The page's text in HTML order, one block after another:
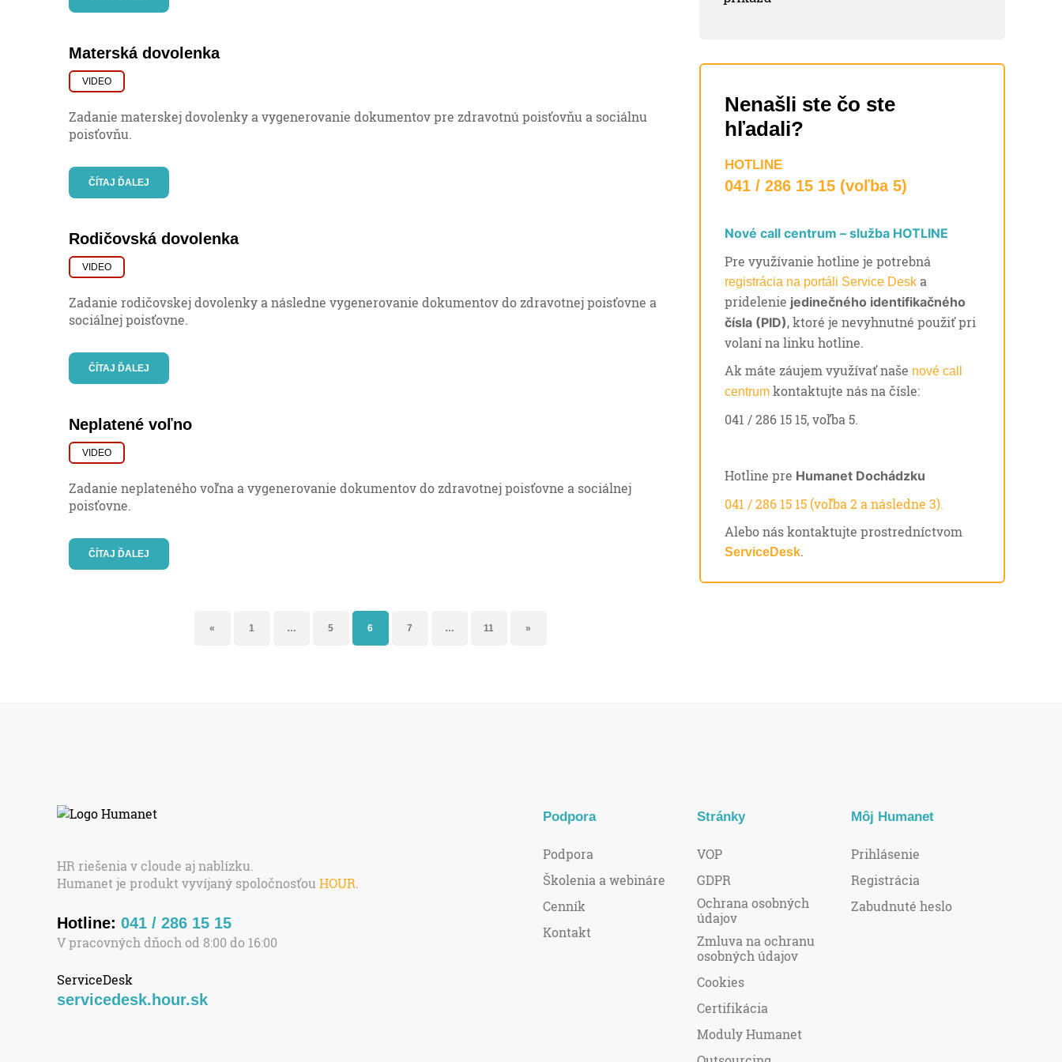
Materská dovolenka
VIDEO
Zadanie materskej dovolenky a vygenerovanie dokumentov pre zdravotnú poisťovňu a sociálnu
poisťovňu.
ČÍTAJ ĎALEJ
Rodičovská dovolenka
VIDEO
Zadanie rodičovskej dovolenky a následne vygenerovanie dokumentov do zdravotnej poisťovne a
sociálnej poisťovne.
ČÍTAJ ĎALEJ
Neplatené voľno
VIDEO
Zadanie neplateného voľna a vygenerovanie dokumentov do zdravotnej poisťovne a sociálnej
poisťovne.
ČÍTAJ ĎALEJ
« 1 … 5 6 7 … 11 »
Nenašli ste čo ste
hľadali?
HOTLINE
041 / 286 15 15 (voľba 5)
Nové call centrum – služba HOTLINE
Pre využívanie hotline je potrebná
registrácia na portáli Service Desk a
pridelenie jedinečného identifikačného
čísla (PID), ktoré je nevyhnutné použiť pri
volaní na linku hotline.
Ak máte záujem využívať naše nové call
centrum kontaktujte nás na čísle:
041 / 286 15 15, voľba 5.
Hotline pre Humanet Dochádzku
041 / 286 15 15 (voľba 2 a následne 3).
Alebo nás kontaktujte prostredníctvom
ServiceDesk.
HR riešenia v cloude aj nablízku.
Humanet je produkt vyvíjaný spoločnosťou HOUR
Hotline: 041 / 286 15 15
V pracovných dňoch od 8:00 do 16:00
ServiceDesk
servicedesk.hour.sk
Podpora
Podpora
Školenia a webináre
Cenník
Kontakt
Stránky
VOP
GDPR
Ochrana osobných
údajov
Zmluva na ochranu
osobných údajov
Cookies
Certifikácia
Moduly Humanet
Môj Humanet
Prihlásenie
Registrácia
Zabudnuté heslo